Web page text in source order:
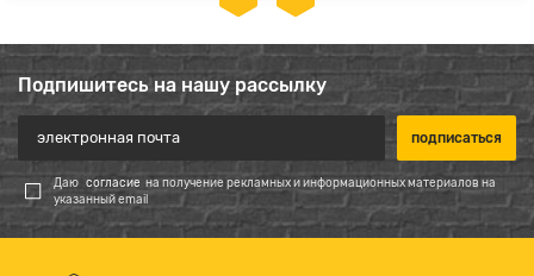
Подпишитесь на нашу рассылку
Даю согласие на получение рекламных и информационных материалов на
указанный email